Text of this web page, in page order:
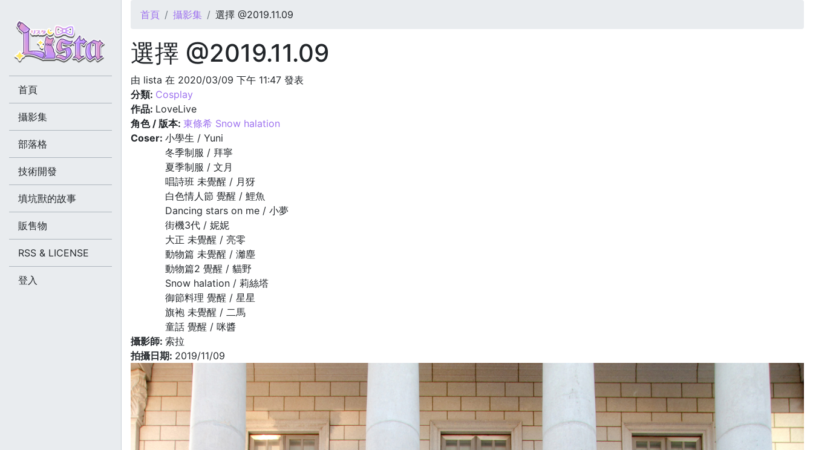
您在這裡
首頁 攝影集 選擇 @2019.11.09
選擇 @2019.11.09
由 lista 在 2020/03/09 下午 11:47 發表
分類: Cosplay
作品: LoveLive
角色 / 版本: 東條希 Snow halation
Coser: 小學生 / Yuni
冬季制服 / 拜寧
夏季制服 / 文月
唱詩班 未覺醒 / 月犽
白色情人節 覺醒 / 鯉魚
Dancing stars on me / 小夢
街機3代 / 妮妮
大正 未覺醒 / 亮零
動物篇 未覺醒 / 灕塵
動物篇2 覺醒 / 貓野
Snow halation / 莉絲塔
御節料理 覺醒 / 星星
旗袍 未覺醒 / 二馬
童話 覺醒 / 咪醬
攝影師: 索拉
拍攝日期: 2019/11/09
首頁
攝影集
部落格
技術開發
填坑獸的故事
販售物
RSS & LICENSE
登入